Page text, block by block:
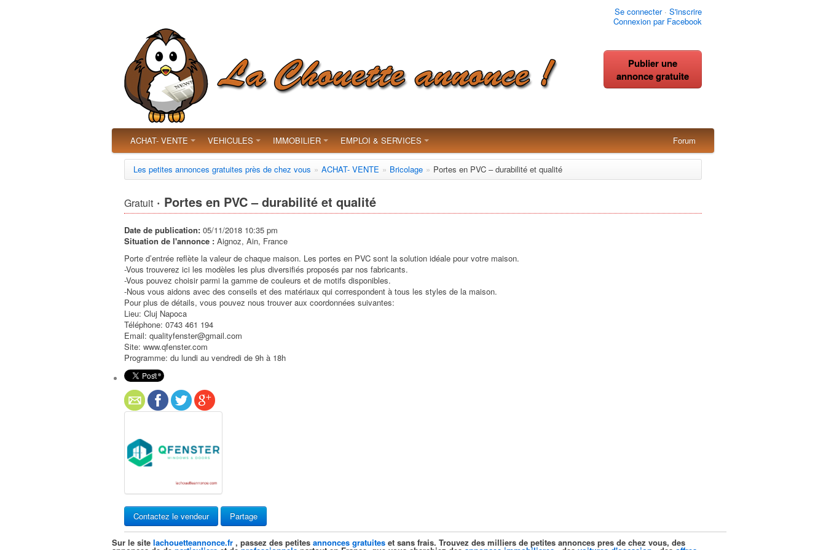
Se connecter· S'inscrire
Connexion par Facebook
Publier une
annonce gratuite
ACHAT- VENTE VEHICULES IMMOBILIER EMPLOI & SERVICES Forum
Les petites annonces gratuites près de chez vous » ACHAT- VENTE » Bricolage » Portes en PVC – durabilité et qualité
Gratuit · Portes en PVC – durabilité et qualité
Date de publication: 05/11/2018 10:35 pm
Situation de l'annonce : Aignoz, Ain, France
Porte d’entrée reflète la valeur de chaque maison. Les portes en PVC sont la solution idéale pour votre maison.
-Vous trouverez ici les modèles les plus diversifiés proposés par nos fabricants.
-Vous pouvez choisir parmi la gamme de couleurs et de motifs disponibles.
-Nous vous aidons avec des conseils et des matériaux qui correspondent à tous les styles de la maison.
Pour plus de détails, vous pouvez nous trouver aux coordonnées suivantes:
Lieu: Cluj Napoca
Téléphone: 0743 461 194
Email: qualityfenster@gmail.com
Site: www.qfenster.com
Programme: du lundi au vendredi de 9h à 18h
Contactez le vendeur Partage
Sur le site lachouetteannonce.fr , passez des petites annonces gratuites et sans frais. Trouvez des milliers de petites annonces pres de chez vous, des